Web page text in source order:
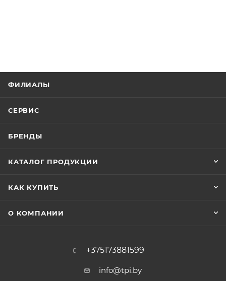
ФИЛИАЛЫ
СЕРВИС
БРЕНДЫ
КАТАЛОГ ПРОДУКЦИИ
КАК КУПИТЬ
О КОМПАНИИ
+375173881599
info@tpi.by